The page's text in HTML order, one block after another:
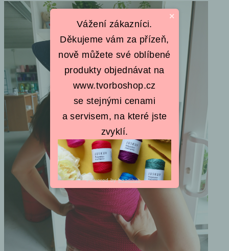
×
Vážení zákazníci.
Děkujeme vám za přízeň,
nově můžete své oblíbené
produkty objednávat na
www.tvorboshop.cz
se stejnými cenami
a servisem, na které jste
zvyklí.
Powered by Leadhub.